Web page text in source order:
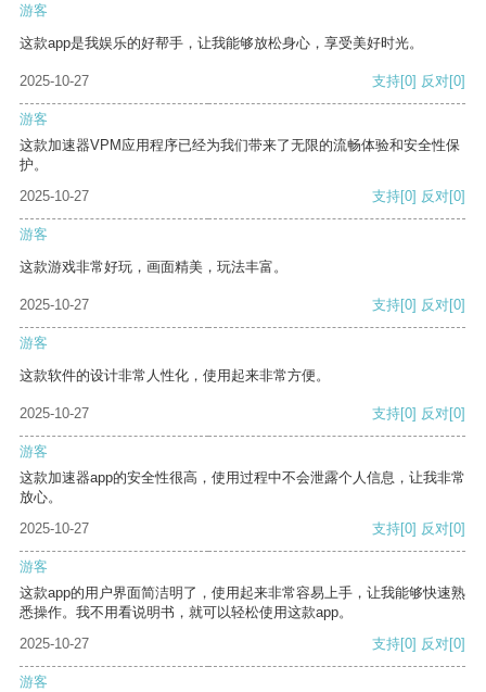
游客
这款app是我娱乐的好帮手，让我能够放松身心，享受美好时光。
2025-10-27 支持[0] 反对[0]
游客
这款加速器VPM应用程序已经为我们带来了无限的流畅体验和安全性保
护。
2025-10-27
支持[0] 反对[0]
游客
这款游戏非常好玩，画面精美，玩法丰富。
2025-10-27 支持[0] 反对[0]
游客
这款软件的设计非常人性化，使用起来非常方便。
2025-10-27 支持[0] 反对[0]
游客
这款加速器app的安全性很高，使用过程中不会泄露个人信息，让我非常
放心。
2025-10-27
支持[0] 反对[0]
游客
这款app的用户界面简洁明了，使用起来非常容易上手，让我能够快速熟
悉操作。我不用看说明书，就可以轻松使用这款app。
2025-10-27
支持[0] 反对[0]
游客